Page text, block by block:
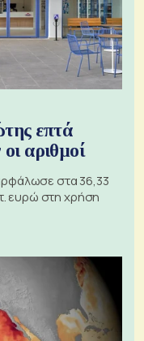
επτά
αριθμοί
στα 36,33
ευρώ στη χρήση